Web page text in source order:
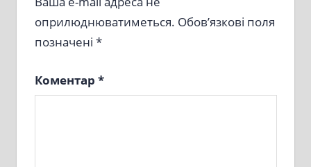
оприлюднюватиметься. Обов’язкові поля
позначені *
Коментар *